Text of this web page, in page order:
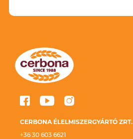
CERBONA ÉLELMISZERGYÁRTÓ ZRT.
+36 30 603 6621